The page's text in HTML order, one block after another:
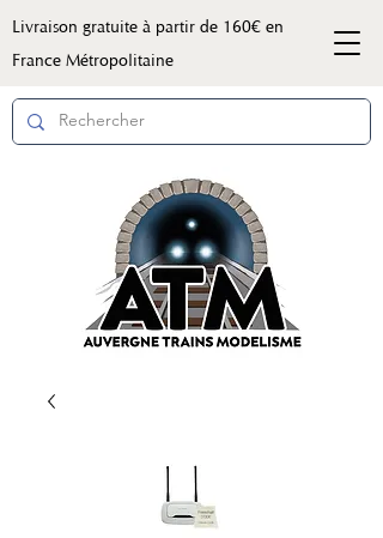
Livraison gratuite à partir de 160€ en
France Métropolitaine